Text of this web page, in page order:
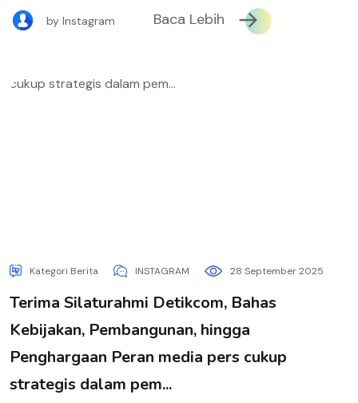
by Instagram Baca Lebih
Kategori Berita INSTAGRAM 28 September 2025
Terima Silaturahmi Detikcom, Bahas
Kebijakan, Pembangunan, hingga
Penghargaan Peran media pers cukup
strategis dalam pem...